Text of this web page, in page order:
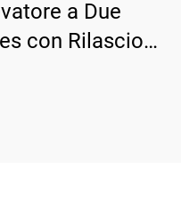
a Due
con Rilascio